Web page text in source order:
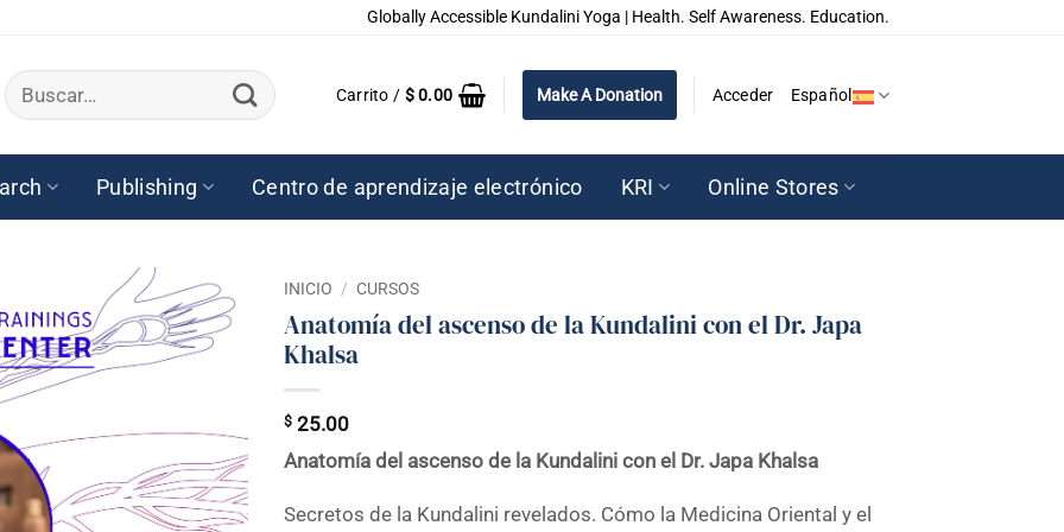
Globally Accessible Kundalini Yoga | Health. Self Awareness. Education.
Buscar
por:
Carrito / $0.00 Make A Donation Acceder Español
Publishing Centro de aprendizaje electrónico KRI Online Stores
INICIO / CURSOS
Anatomía del ascenso de la Kundalini con el Dr. Japa
Khalsa
$ 25.00
Anatomía del ascenso de la Kundalini con el Dr. Japa Khalsa
Secretos de la Kundalini revelados. Cómo la Medicina Oriental y el